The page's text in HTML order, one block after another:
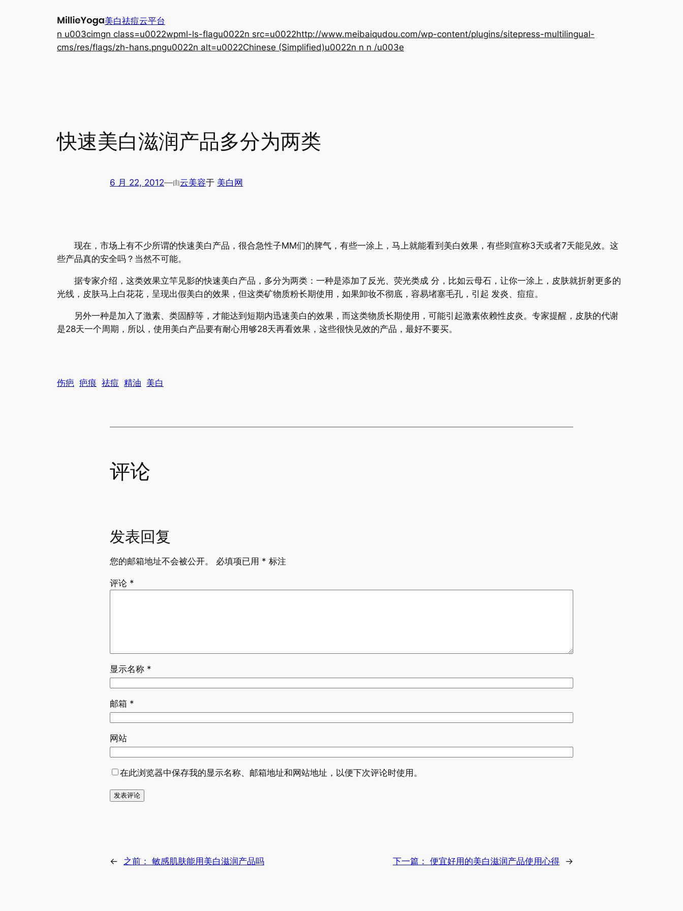
美白祛痘云平台
n u003cimgn class=u0022wpml-ls-flagu0022n src=u0022http://www.meibaiqudou.com/wp-content/plugins/sitepress-multilingual-
cms/res/flags/zh-hans.pngu0022n alt=u0022Chinese (Simplified)u0022n n n /u003e
快速美白滋润产品多分为两类
6 月 22, 2012—由云美容于 美白网
现在，市场上有不少所谓的快速美白产品，很合急性子MM们的脾气，有些一涂上，马上就能看到美白效果，有些则宣称3天或者7天能见效。这
些产品真的安全吗？当然不可能。
据专家介绍，这类效果立竿见影的快速美白产品，多分为两类：一种是添加了反光、荧光类成 分，比如云母石，让你一涂上，皮肤就折射更多的
光线，皮肤马上白花花，呈现出假美白的效果，但这类矿物质粉长期使用，如果卸妆不彻底，容易堵塞毛孔，引起 发炎、痘痘。
另外一种是加入了激素、类固醇等，才能达到短期内迅速美白的效果，而这类物质长期使用，可能引起激素依赖性皮炎。专家提醒，皮肤的代谢
是28天一个周期，所以，使用美白产品要有耐心用够28天再看效果，这些很快见效的产品，最好不要买。
伤疤 疤痕 祛痘 精油 美白
评论
发表回复
您的邮箱地址不会被公开。 必填项已用 * 标注
评论 *
显示名称 *
邮箱 *
网站
在此浏览器中保存我的显示名称、邮箱地址和网站地址，以便下次评论时使用。
← 之前： 敏感肌肤能用美白滋润产品吗 下一篇： 便宜好用的美白滋润产品使用心得 →